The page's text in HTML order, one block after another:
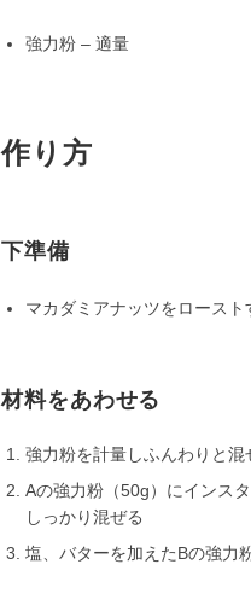
強力粉 – 適量
作り方
下準備
マカダミアナッツをロース
材料をあわせる
強力粉を計量しふんわりと
Aの強力粉（50g）にインス
しっかり混ぜる
塩、バターを加えたBの強力